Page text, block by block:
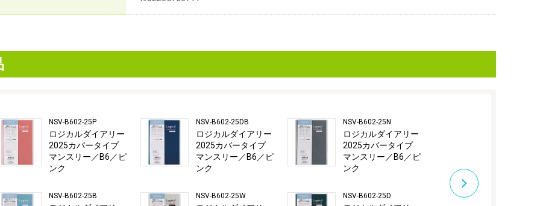
NSV-B602-25P
ロジカルダイアリー
2025カバータイプ
マンスリー／B6／ピ
ンク
NSV-B602-25B
NSV-B602-25DB
ロジカルダイアリー
2025カバータイプ
マンスリー／B6／ピ
ンク
NSV-B602-25W
NSV-B602-25N
ロジカルダイアリー
2025カバータイプ
マンスリー／B6／ピ
ンク
NSV-B602-25D